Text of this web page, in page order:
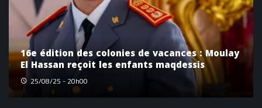
16e édition des colonies de vacances : Moulay
El Hassan reçoit les enfants maqdessis
25/08/25 - 20h00